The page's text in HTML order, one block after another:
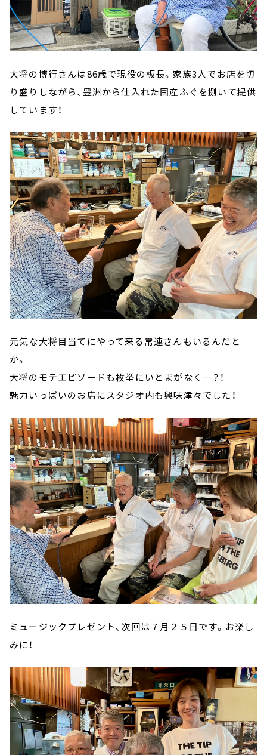
大将の博行さんは86歳で現役の板長。家族3人でお店を切
り盛りしながら、豊洲から仕入れた国産ふぐを捌いて提供
しています！
元気な大将目当てにやって来る常連さんもいるんだと
か。
大将のモテエピソードも枚挙にいとまがなく…？！
魅力いっぱいのお店にスタジオ内も興味津々でした！
ミュージックプレゼント、次回は７月２５日です。お楽し
みに！